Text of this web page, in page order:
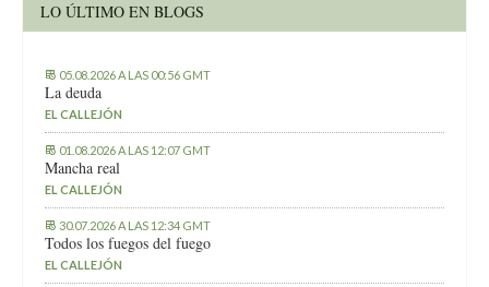
LO ÚLTIMO EN BLOGS
05.08.2026 A LAS 00:56 GMT
La deuda
EL CALLEJÓN
01.08.2026 A LAS 12:07 GMT
Mancha real
EL CALLEJÓN
30.07.2026 A LAS 12:34 GMT
Todos los fuegos del fuego
EL CALLEJÓN